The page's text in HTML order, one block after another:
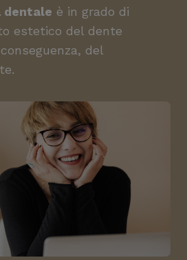
dentale è in grado di
estetico del dente
del